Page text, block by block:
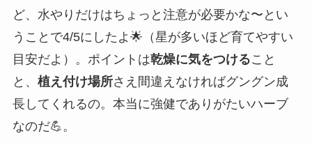
ど、水やりだけはちょっと注意が必要かな〜とい
うことで4/5にしたよ🌟（星が多いほど育てやすい
目安だよ）。ポイントは乾燥に気をつけること
と、 植え付け場所さえ間違えなければグングン成
長してくれるの。本当に強健でありがたいハーブ
なのだ💪。